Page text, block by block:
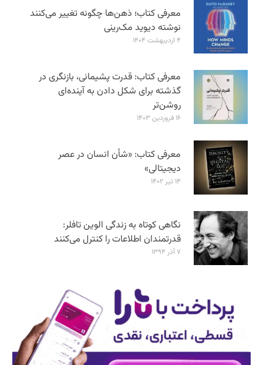
معرفی کتاب؛ ذهن‌ها چگونه تغییر می‌کنند
نوشته دیوید مک‌رینی
۴ اردیبهشت ۱۴۰۴
معرفی کتاب: قدرت پشیمانی، بازنگری در
گذشته برای شکل دادن به آینده‌ای
روشن‌تر
۱۶ فروردین ۱۴۰۳
معرفی کتاب: «شأن انسان در عصر
دیجیتالی»
۱۴ تیر ۱۴۰۲
نگاهی کوتاه به زندگی الوین تافلر:
قدرتمندان اطلاعات را کنترل می‌کنند
۷ آذر ۱۳۹۴